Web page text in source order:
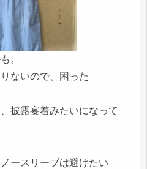
。
ないので、困った
披露宴着みたいになって
ースリーブは避けたい